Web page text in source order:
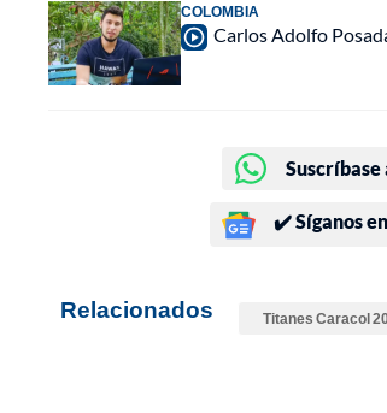
COLOMBIA
Carlos Adolfo
Suscríbase
✔️ Síganos
Relacionados Titanes Caracol